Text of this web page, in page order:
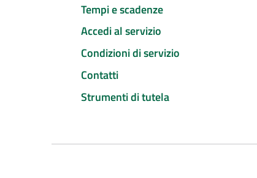
Tempi e scadenze
Accedi al servizio
Condizioni di servizio
Contatti
Strumenti di tutela